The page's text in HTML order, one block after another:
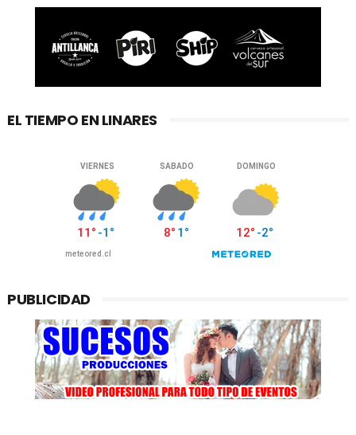
EL TIEMPO EN LINARES
PUBLICIDAD